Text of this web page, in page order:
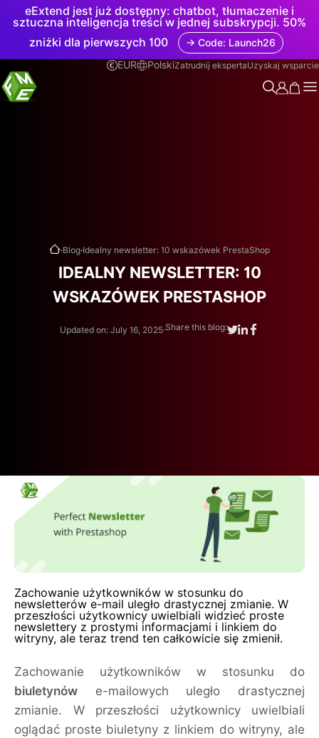
eExtend jest już dostępny: chatbot, tłumaczenie i
sztuczna inteligencja treści w jednej subskrypcji. 50%
zniżki dla pierwszych 100
→ Code: Launch26
EUR
PolskiZatrudnij ekspertaUzyskaj wsparcie
.Blog.Idealny newsletter: 10 wskazówek PrestaShop
IDEALNY NEWSLETTER: 10
WSKAZÓWEK PRESTASHOP
Updated on: July 16, 2025.Share this blog:
Zachowanie użytkowników w stosunku do
newsletterów e-mail uległo drastycznej zmianie. W
przeszłości użytkownicy uwielbiali widzieć proste
newslettery z prostymi informacjami i linkiem do
witryny, ale teraz trend ten całkowicie się zmienił.
Zachowanie użytkowników w stosunku do
biuletynów e-mailowych uległo drastycznej
zmianie. W przeszłości użytkownicy uwielbiali
oglądać proste biuletyny z linkiem do witryny, ale